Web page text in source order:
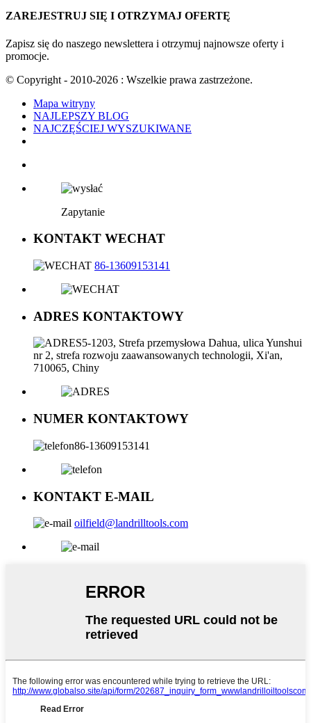
ZAREJESTRUJ SIĘ I OTRZYMAJ OFERTĘ
Zapisz się do naszego newslettera i otrzymuj najnowsze oferty i
promocje.
© Copyright - 2010-2026 : Wszelkie prawa zastrzeżone.
Mapa witryny
NAJLEPSZY BLOG
NAJCZĘŚCIEJ WYSZUKIWANE
Zapytanie
KONTAKT WECHAT
86-13609153141
ADRES KONTAKTOWY
5-1203, Strefa przemysłowa Dahua, ulica Yunshui
nr 2, strefa rozwoju zaawansowanych technologii, Xi'an,
710065, Chiny
NUMER KONTAKTOWY
86-13609153141
KONTAKT E-MAIL
oilfield@landrilltools.com